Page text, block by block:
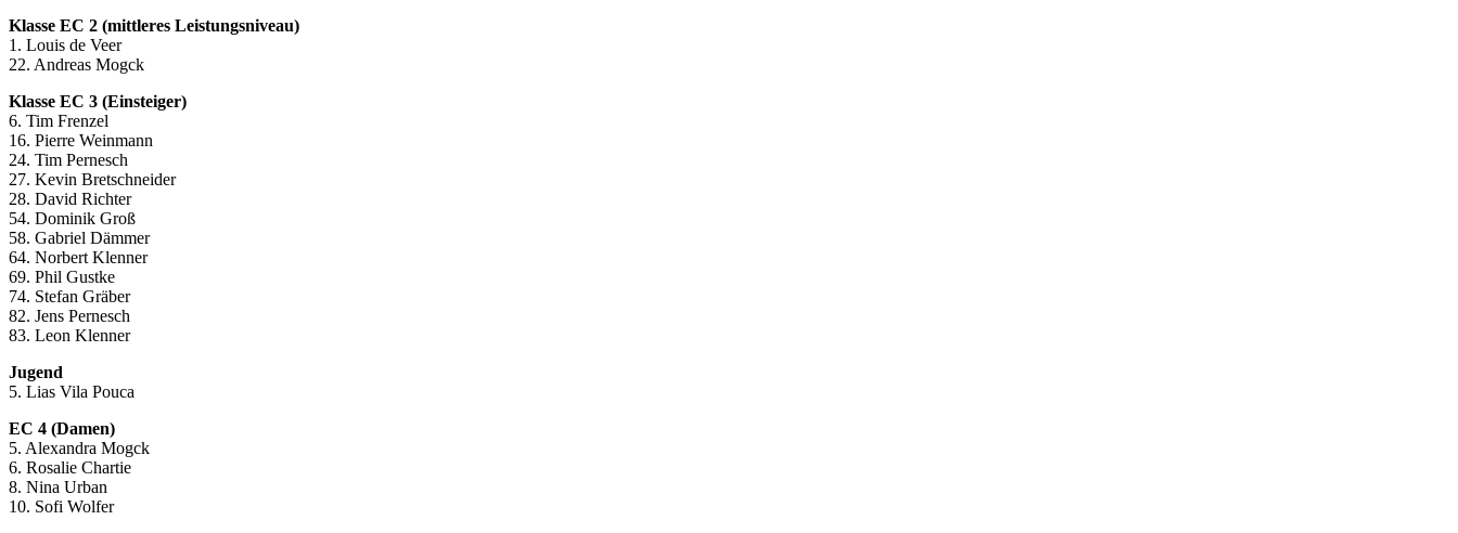
Klasse EC 2 (mittleres Leistungsniveau)
1. Louis de Veer
22. Andreas Mogck
Klasse EC 3 (Einsteiger)
6. Tim Frenzel
16. Pierre Weinmann
24. Tim Pernesch
27. Kevin Bretschneider
28. David Richter
54. Dominik Groß
58. Gabriel Dämmer
64. Norbert Klenner
69. Phil Gustke
74. Stefan Gräber
82. Jens Pernesch
83. Leon Klenner
Jugend
5. Lias Vila Pouca
EC 4 (Damen)
5. Alexandra Mogck
6. Rosalie Chartie
8. Nina Urban
10. Sofi Wolfer